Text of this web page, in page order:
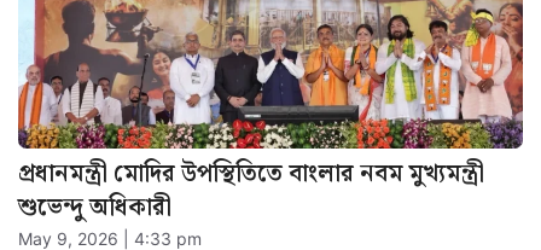
প্রধানমন্ত্রী মোদির উপস্থিতিতে বাংলার নবম মুখ্যমন্ত্রী
শুভেন্দু অধিকারী
May 9, 2026 | 4:33 pm